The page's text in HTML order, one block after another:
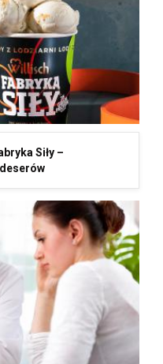
Siły –